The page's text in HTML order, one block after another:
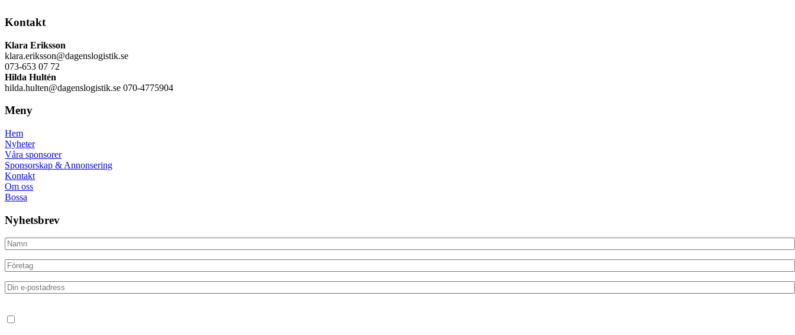
Kontakt
Klara Eriksson
klara.eriksson@dagenslogistik.se
073-653 07 72
Hilda Hultén
hilda.hulten@dagenslogistik.se 070-4775904
Meny
Hem
Nyheter
Våra sponsorer
Sponsorskap & Annonsering
Kontakt
Om oss
Bossa
Nyhetsbrev